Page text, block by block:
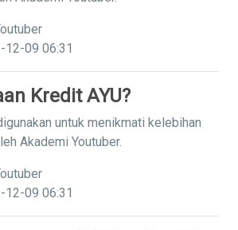
12-09 06:31
Kredit AYU?
untuk menikmati kelebihan
Akademi Youtuber.
12-09 06:31